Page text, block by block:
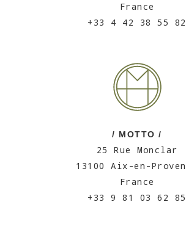
France
+33 4 42 38 55 82
/ MOTTO /
25 Rue Monclar
13100 Aix-en-
France
+33 9 81 03 62 85